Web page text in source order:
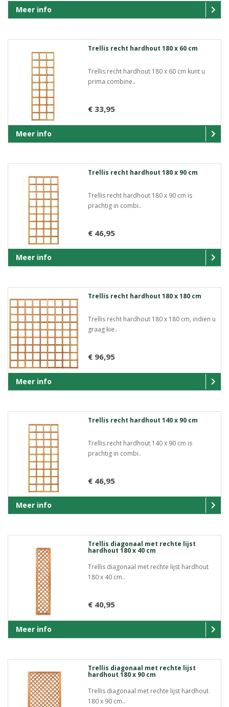
Meer info
Trellis recht hardhout 180 x 60 cm
Trellis recht hardhout 180 x 60 cm kunt u
prima combine..
€ 33,95
Meer info
Trellis recht hardhout 180 x 90 cm
Trellis recht hardhout 180 x 90 cm is
prachtig in combi..
€ 46,95
Meer info
Trellis recht hardhout 180 x 180 cm
Trellis recht hardhout 180 x 180 cm, indien u
graag kie..
€ 96,95
Meer info
Trellis recht hardhout 140 x 90 cm
Trellis recht hardhout 140 x 90 cm is
prachtig in combi..
€ 46,95
Meer info
Trellis diagonaal met rechte lijst
hardhout 180 x 40 cm
Trellis diagonaal met rechte lijst hardhout
180 x 40 cm..
€ 40,95
Meer info
Trellis diagonaal met rechte lijst
hardhout 180 x 90 cm
Trellis diagonaal met rechte lijst hardhout
180 x 90 cm..